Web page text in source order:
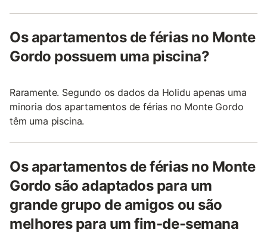
Os apartamentos de férias no Monte
Gordo possuem uma piscina?
Raramente. Segundo os dados da Holidu apenas uma
minoria dos apartamentos de férias no Monte Gordo
têm uma piscina.
Os apartamentos de férias no Monte
Gordo são adaptados para um
grande grupo de amigos ou são
melhores para um fim-de-semana